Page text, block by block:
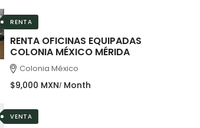
RENTA
RENTA OFICINAS EQUIPADAS
COLONIA MÉXICO MÉRIDA
Colonia México
$9,000 MXN Month
VENTA